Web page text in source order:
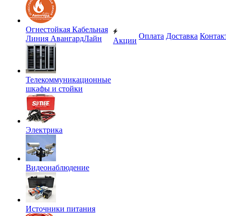
Огнестойкая Кабельная
Линия АвангардЛайн
Телекоммуникационные
шкафы и стойки
Электрика
Видеонаблюдение
Источники питания
Акции
Оплата Доставка